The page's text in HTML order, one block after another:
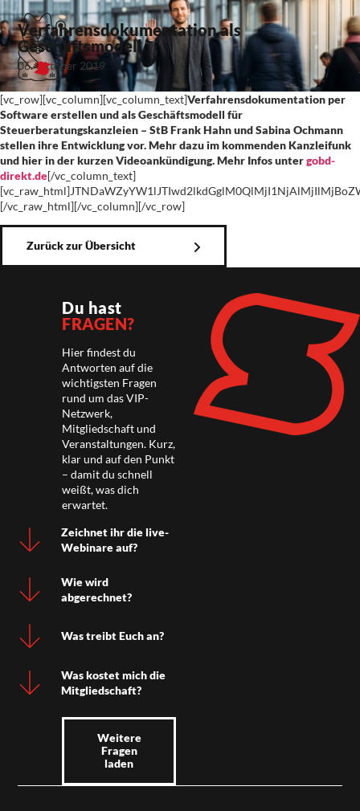
Verfahrensdokumentation als
Geschäftsmodell
06. Oktober 2019
[vc_row][vc_column][vc_column_text]Verfahrensdokumentation per
Software erstellen und als Geschäftsmodell für
Steuerberatungskanzleien – StB Frank Hahn und Sabina Ochmann
stellen ihre Entwicklung vor. Mehr dazu im kommenden Kanzleifunk
und hier in der kurzen Videoankündigung. Mehr Infos untergobd-
direkt.de[/vc_column_text]
[/vc_raw_html][/vc_column][/vc_row]
Zurück zur Übersicht
Du hast
FRAGEN?
Hier findest du
Antworten auf die
wichtigsten Fragen
rund um das VIP-
Netzwerk,
Mitgliedschaft und
Veranstaltungen. Kurz,
klar und auf den Punkt
– damit du schnell
weißt, was dich
erwartet.
Zeichnet ihr die live-
Webinare auf?
Wie wird
abgerechnet?
Was treibt Euch an?
Was kostet mich die
Mitgliedschaft?
Weitere
Fragen
laden